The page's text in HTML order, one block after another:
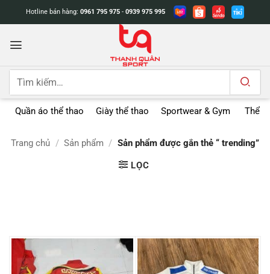
dung
Hotline bán hàng: 0961 795 975 - 0939 975 995
Tìm
Quần áo thể thao Giày thể thao Sportwear & Gym Thể
Trang chủ / Sản phẩm / Sản phẩm được gắn thẻ “ trending”
LỌC